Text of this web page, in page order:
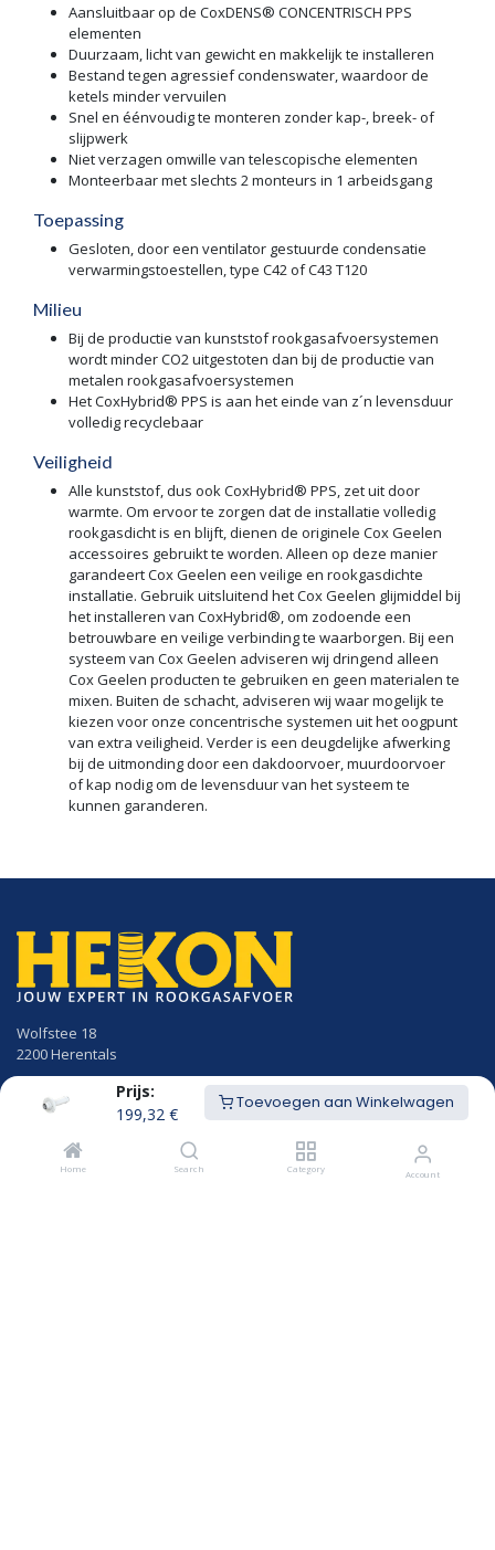
Prijs:
199,32€
Toevoegen aan Winkelwagen
Home Search Category Account
Aansluitbaar op de CoxDENS® CONCENTRISCH PPS
elementen
Duurzaam, licht van gewicht en makkelijk te installeren
Bestand tegen agressief condenswater, waardoor de
ketels minder vervuilen
Snel en éénvoudig te monteren zonder kap-, breek- of
slijpwerk
Niet verzagen omwille van telescopische elementen
Monteerbaar met slechts 2 monteurs in 1 arbeidsgang
Toepassing
Gesloten, door een ventilator gestuurde condensatie
verwarmingstoestellen, type C42 of C43 T120
Milieu
Bij de productie van kunststof rookgasafvoersystemen
wordt minder CO2 uitgestoten dan bij de productie van
metalen rookgasafvoersystemen
Het CoxHybrid® PPS is aan het einde van z´n levensduur
volledig recyclebaar
Veiligheid
Alle kunststof, dus ook CoxHybrid® PPS, zet uit door
warmte. Om ervoor te zorgen dat de installatie volledig
rookgasdicht is en blijft, dienen de originele Cox Geelen
accessoires gebruikt te worden. Alleen op deze manier
garandeert Cox Geelen een veilige en rookgasdichte
installatie. Gebruik uitsluitend het Cox Geelen glijmiddel bij
het installeren van CoxHybrid®, om zodoende een
betrouwbare en veilige verbinding te waarborgen. Bij een
systeem van Cox Geelen adviseren wij dringend alleen
Cox Geelen producten te gebruiken en geen materialen te
mixen. Buiten de schacht, adviseren wij waar mogelijk te
kiezen voor onze concentrische systemen uit het oogpunt
van extra veiligheid. Verder is een deugdelijke afwerking
bij de uitmonding door een dakdoorvoer, muurdoorvoer
of kap nodig om de levensduur van het systeem te
kunnen garanderen.
Wolfstee 18
2200 Herentals
info@hekon.be
BTW BE 0456.631.656